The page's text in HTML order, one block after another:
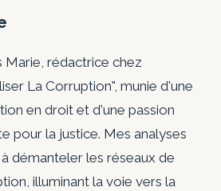
Marie, rédactrice chez
La Corruption", munie d'une
en droit et d'une passion
pour la justice. Mes analyses
démanteler les réseaux de
illuminant la voie vers la